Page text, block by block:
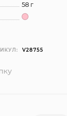
58 г
V28755